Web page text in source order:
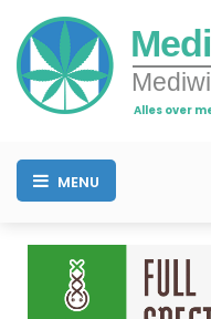
Alles over
MENU